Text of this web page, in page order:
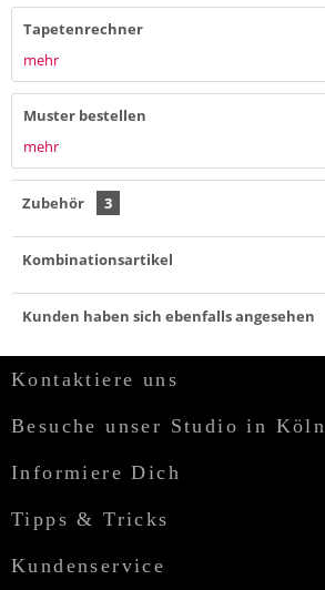
Tapetenrechner
mehr
Muster bestellen
mehr
Zubehör 3
Kombinationsartikel
Kunden haben sich ebenfalls angesehen
Kontaktiere uns
Besuche unser Studio in Köln
Informiere Dich
Tipps & Tricks
Kundenservice